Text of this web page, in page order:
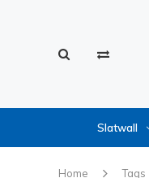
Slatwall
Home Tags